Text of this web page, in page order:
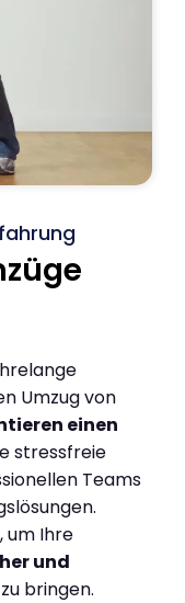
Umzug von
einen
stressfreie
Teams
um Ihre
und
bringen.